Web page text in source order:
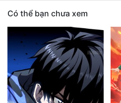
Có thể bạn chưa xem